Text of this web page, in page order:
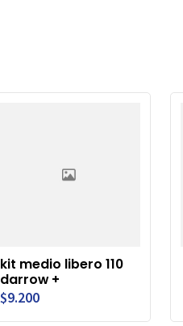
kit medio libero 110
darrow +
$9.200